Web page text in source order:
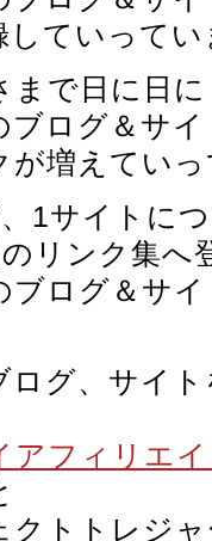
していって
まで日に日に
ブログ＆サ
が増えてい
1サイトに
リンク集へ
ブログ＆サ
ログ、サイ
アフィリエ
クトトレジ